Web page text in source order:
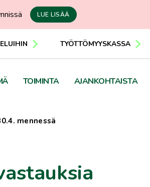
LUE LISÄÄ
TYÖTTÖMYYSKASSA
TOIMINTA AJANKOHTAISTA
mennessä